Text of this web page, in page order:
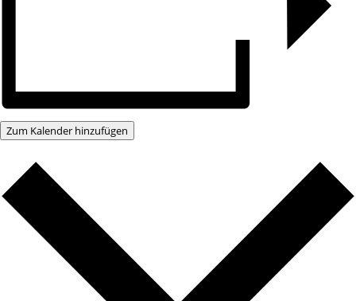
Zum Kalender hinzufügen